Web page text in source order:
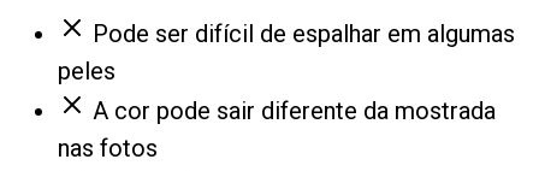
Pode ser difícil de espalhar em algumas
peles
A cor pode sair diferente da mostrada
nas fotos